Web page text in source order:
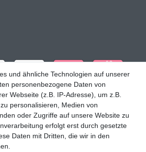
und ähnliche Technologien auf unserer
personenbezogene Daten von
Webseite (z.B. IP-Adresse), um z.B.
personalisieren, Medien von
oder Zugriffe auf unsere Website zu
erfolgt erst durch gesetzte
Daten mit Dritten, die wir in den